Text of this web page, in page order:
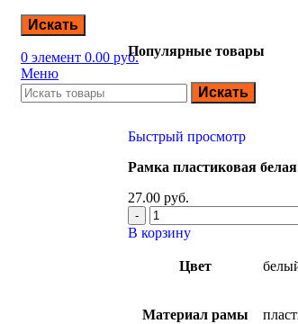
Искать
0 элемент 0.00 руб.
Меню
Искать
Популярные товары
Быстрый просмотр
Рамка пластиковая
27.00 руб.
В корзину
Цвет
Материал рамы